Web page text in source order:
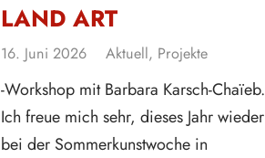
LAND ART
16. Juni 2026 Aktuell, Projekte
-Workshop mit Barbara Karsch-Chaïeb.
Ich freue mich sehr, dieses Jahr wieder
bei der Sommerkunstwoche in